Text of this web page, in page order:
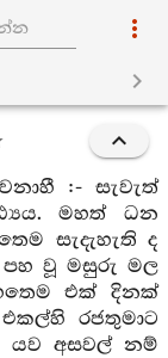
:- සැවැත්
මහත් ධන
සැදැහැති ද
පහ වූ මසුරු මල
එක් දිනක්
රජතුමාට
යව අසවල් නම්